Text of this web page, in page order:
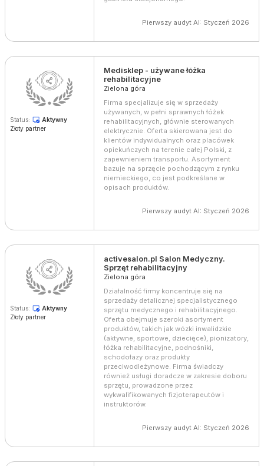
Pierwszy audyt AI: Styczeń 2026
Status:
Aktywny
Złoty partner
Medisklep - używane łóżka
rehabilitacyjne
Zielona góra
Firma specjalizuje się w sprzedaży
używanych, w pełni sprawnych łóżek
rehabilitacyjnych, głównie sterowanych
elektrycznie. Oferta skierowana jest do
klientów indywidualnych oraz placówek
opiekuńczych na terenie całej Polski, z
zapewnieniem transportu. Asortyment
bazuje na sprzęcie pochodzącym z rynku
niemieckiego, co jest podkreślane w
opisach produktów.
Pierwszy audyt AI: Styczeń 2026
Status:
Aktywny
Złoty partner
activesalon.pl Salon Medyczny.
Sprzęt rehabilitacyjny
Zielona góra
Działalność firmy koncentruje się na
sprzedaży detalicznej specjalistycznego
sprzętu medycznego i rehabilitacyjnego.
Oferta obejmuje szeroki asortyment
produktów, takich jak wózki inwalidzkie
(aktywne, sportowe, dziecięce), pionizatory,
łóżka rehabilitacyjne, podnośniki,
schodołazy oraz produkty
przeciwodleżynowe. Firma świadczy
również usługi doradcze w zakresie doboru
sprzętu, prowadzone przez
wykwalifikowanych fizjoterapeutów i
instruktorów.
Pierwszy audyt AI: Styczeń 2026